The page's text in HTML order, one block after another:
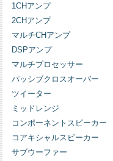
1CHアンプ
2CHアンプ
マルチCHアンプ
DSPアンプ
マルチプロセッサー
パッシブクロスオーバー
ツイーター
ミッドレンジ
コンポーネントスピーカー
コアキシャルスピーカー
サブウーファー